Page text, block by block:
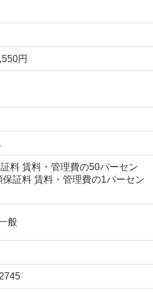
円
料 賃料・管理費の50パーセン
保証料 賃料・管理費の1パーセン
般